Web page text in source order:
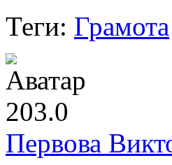
Теги: Грамота
203.0
Первова